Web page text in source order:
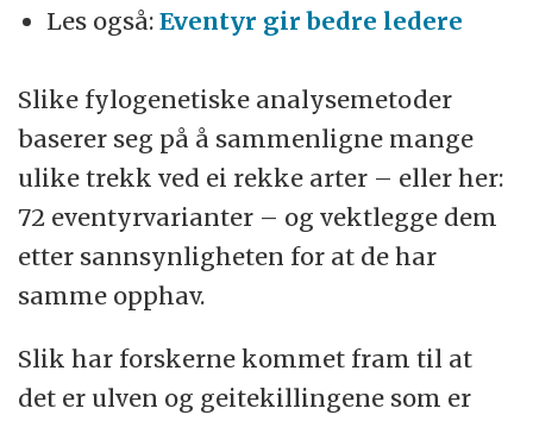
Les også:Eventyr gir bedre ledere
Slike fylogenetiske analysemetoder
baserer seg på å sammenligne mange
ulike trekk ved ei rekke arter – eller her:
72 eventyrvarianter – og vektlegge dem
etter sannsynligheten for at de har
samme opphav.
Slik har forskerne kommet fram til at
det er ulven og geitekillingene som er